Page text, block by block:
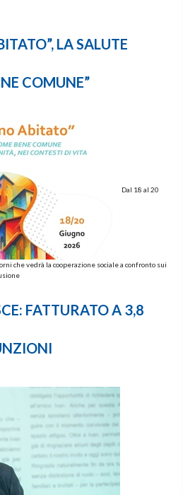
LA SALUTE
COMUNE”
Dal 18 al 20
che vedrà la cooperazione sociale a confronto sui
FATTURATO A 3,8